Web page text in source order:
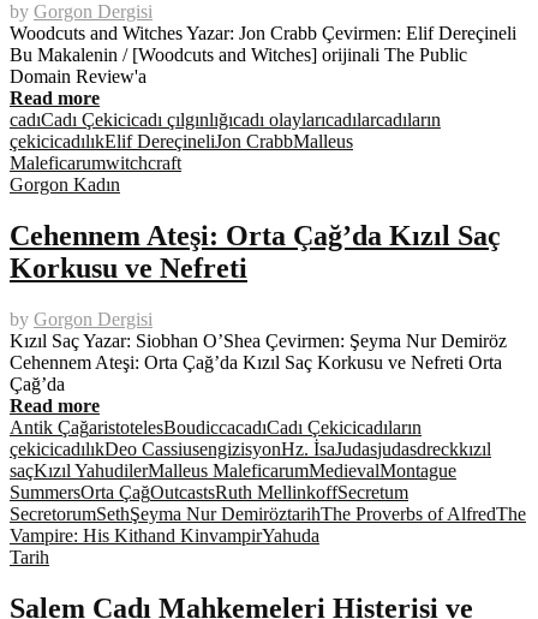
by Gorgon Dergisi
Woodcuts and Witches Yazar: Jon Crabb Çevirmen: Elif Dereçineli
Bu Makalenin / [Woodcuts and Witches] orijinali The Public
Domain Review'a
Read more
cadıCadı Çekicicadı çılgınlığıcadı olaylarıcadılarcadıların
çekicicadılıkElif DereçineliJon CrabbMalleus
Maleficarumwitchcraft
Gorgon Kadın
Cehennem Ateşi: Orta Çağ’da Kızıl Saç
Korkusu ve Nefreti
by Gorgon Dergisi
Kızıl Saç Yazar: Siobhan O’Shea Çevirmen: Şeyma Nur Demiröz
Cehennem Ateşi: Orta Çağ’da Kızıl Saç Korkusu ve Nefreti Orta
Çağ’da
Read more
Antik ÇağaristotelesBoudiccacadıCadı Çekicicadıların
çekicicadılıkDeo CassiusengizisyonHz. İsaJudasjudasdreckkızıl
saçKızıl YahudilerMalleus MaleficarumMedievalMontague
SummersOrta ÇağOutcastsRuth MellinkoffSecretum
SecretorumSethŞeyma Nur DemiröztarihThe Proverbs of AlfredThe
Vampire: His Kithand KinvampirYahuda
Tarih
Salem Cadı Mahkemeleri Histerisi ve